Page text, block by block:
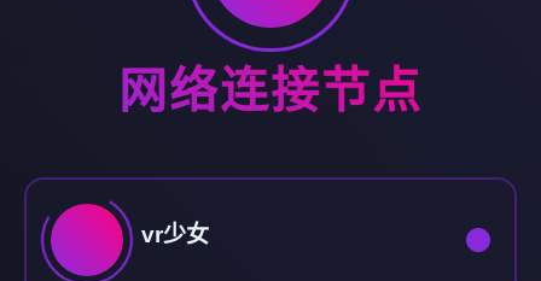
网络连接节点
vr少女